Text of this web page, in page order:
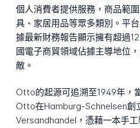
個人消費者提供服務，商品範
具、家居用品等眾多類別。平
據最新財務報告顯示擁有超過
國電子商貿領域佔據主導地位
敵。
Otto的起源可追溯至1949年，
Otto在Hamburg-Schnelsen創
Versandhandel，憑藉一本手